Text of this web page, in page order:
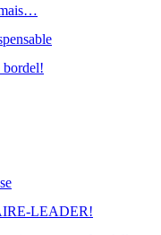
mais…
bordel!
LEADER!